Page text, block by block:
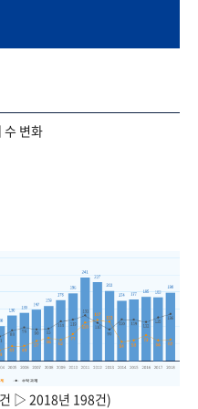
변화
▷ 2018년 198건)